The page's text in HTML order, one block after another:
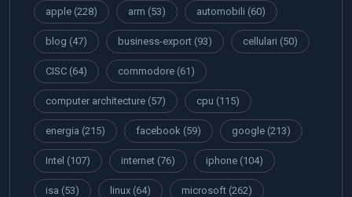
apple (228) arm (53) automobili (60)
blog (47) business-export (93) cellulari (50)
CISC (64) commodore (61)
computer architecture (57) cpu (115)
energia (215) facebook (59) google (213)
Intel (107) internet (76) iphone (104)
isa (53) linux (64) microsoft (262)